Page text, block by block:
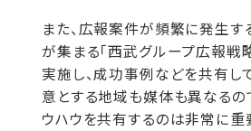
また、広報案件が頻繁に発生
が集まる「西武グループ広報戦
実施し、成功事例などを共有し
意とする地域も媒体も異なるの
ウハウを共有するのは非常に重